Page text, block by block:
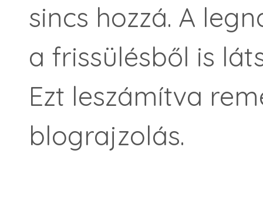
sincs hozzá. A
a frissülésből is
Ezt leszámítva
blograjzolás.